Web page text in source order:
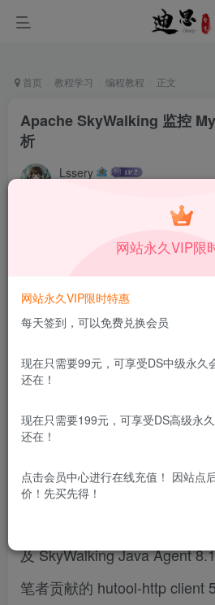
首页 教程学习 编程教程 正文
Apache SkyWalking 监控
析
Lssery
用途。如有侵权、不妥之处，请第一
免费资源网 – https://freexyz.cn/
目录正文监控 MySQL Server安装
Apache SkyWalking 在本
SkyWalking Backend、UI 的
及 SkyWalking Java Agent
笔者贡献的 hutool-http client
网站永久VIP限
网站永久VIP限时特惠
每天签到，可以免费兑换会员
现在只需要99元，可享受DS中级永久
还在！
现在只需要199元，可享受DS高级永
还在！
点击会员中心进行在线充值！ 因站点
价！先买先得！